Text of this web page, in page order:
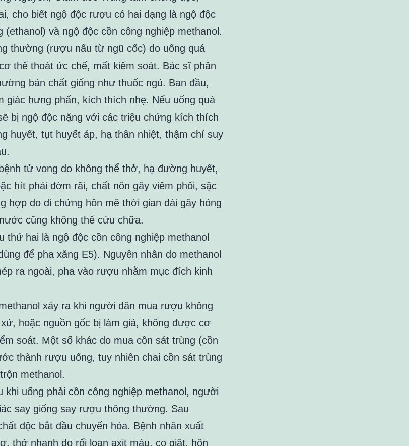
cho biết ngộ độc rượu có hai dạng là ngộ độc
và ngộ độc cồn công nghiệp methanol.
thường (rượu nấu từ ngũ cốc) do uống quá
thể thoát ức chế, mất kiểm soát. Bác sĩ phân
bản chất giống như thuốc ngủ. Ban đầu,
giác hưng phấn, kích thích nhẹ. Nếu uống quá
bị ngộ độc nặng với các triệu chứng kích thích
huyết, tụt huyết áp, hạ thân nhiệt, thậm chí suy
tử vong do không thể thở, hạ đường huyết,
hít phải đờm rãi, chất nôn gây viêm phổi, sặc
hợp do di chứng hôn mê thời gian dài gây hỏng
cũng không thể cứu chữa.
thứ hai là ngộ độc cồn công nghiệp methanol
để pha xăng E5). Nguyên nhân do methanol
ra ngoài, pha vào rượu nhằm mục đích kinh
xảy ra khi người dân mua rượu không
hoặc nguồn gốc bị làm giả, không được cơ
soát. Một số khác do mua cồn sát trùng (cồn
thành rượu uống, tuy nhiên chai cồn sát trùng
methanol.
khi uống phải cồn công nghiệp methanol, người
say giống say rượu thông thường. Sau
độc bắt đầu chuyển hóa. Bệnh nhân xuất
thở nhanh do rối loạn axit máu, co giật, hôn